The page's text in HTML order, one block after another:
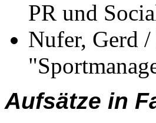
PR und
Nufer, Gerd
Aufsätze in